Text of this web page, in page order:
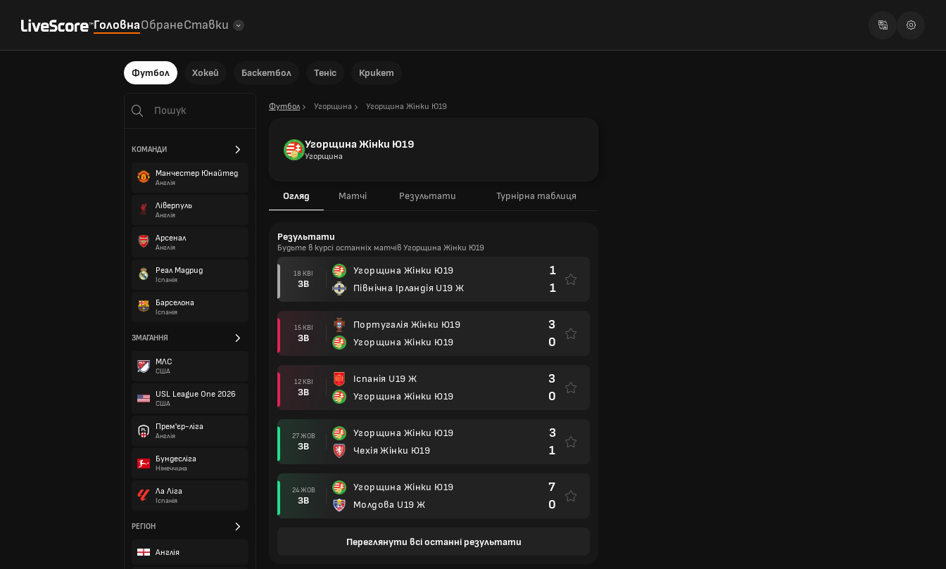
ГоловнаОбранеСтавки
Футбол Хокей Баскетбол Теніс Крикет
КОМАНДИ
Манчестер Юнайтед
Англія
Ліверпуль
Англія
Арсенал
Англія
Реал Мадрид
Іспанія
Барселона
Іспанія
ЗМАГАННЯ
МЛС
США
USL League One 2026
США
Прем'єр-ліга
Англія
Бундесліга
Німеччина
Ла Ліга
Іспанія
РЕГІОН
Англія
Футбол Угорщина Угорщина Жінки Ю19
Угорщина Жінки Ю19
Угорщина
Огляд Матчі Результати Турнірна таблиця
Результати
Будьте в курсі останніх матчів Угорщина Жінки Ю19
18 КВІ
ЗВ
Угорщина Жінки Ю19
Північна Ірландія U19 Ж
1
1
15 КВІ
ЗВ
Португалія Жінки Ю19
Угорщина Жінки Ю19
3
0
12 КВІ
ЗВ
Іспанія U19 Ж
Угорщина Жінки Ю19
3
0
27 ЖОВ
ЗВ
Угорщина Жінки Ю19
Чехія Жінки Ю19
3
1
24 ЖОВ
ЗВ
Угорщина Жінки Ю19
Молдова U19 Ж
7
0
Переглянути всі останні результати